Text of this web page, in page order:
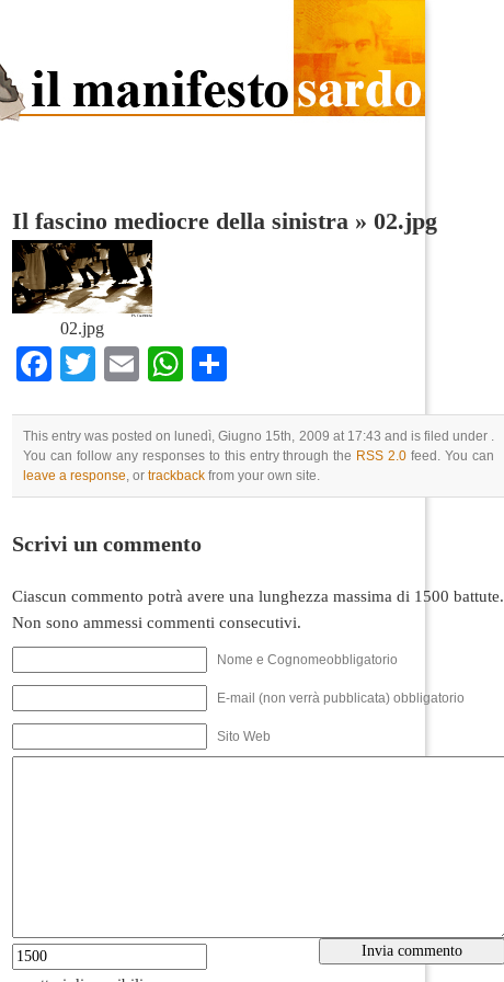
Il fascino mediocre della sinistra » 02.jpg
02.jpg
Facebook
TwitterEmailWhatsApp
This entry was posted on lunedì, Giugno 15th, 2009 at 17:43 and is filed under .
You can follow any responses to this entry through the RSS 2.0 feed. You can
leave a response, or trackback from your own site.
Scrivi un commento
Ciascun commento potrà avere una lunghezza massima di 1500 battute.
Non sono ammessi commenti consecutivi.
Nome e Cognomeobbligatorio
E-mail (non verrà pubblicata) obbligatorio
Sito Web